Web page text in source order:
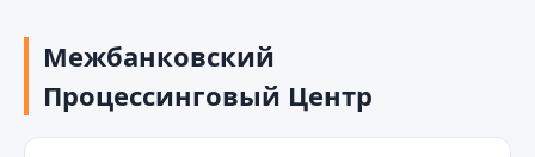
Новости
Академия
Члены и партнеры
Сотрудничество
Межбанковский
Процессинговый Центр